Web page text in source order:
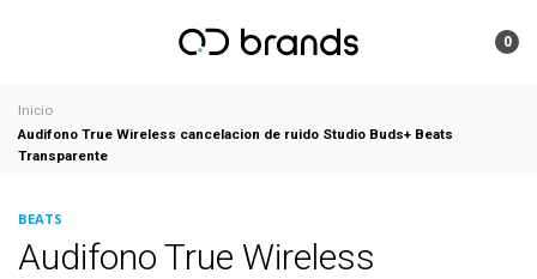
0
Inicio
Audifono True Wireless cancelacion de ruido Studio Buds+ Beats
Transparente
BEATS
Audifono True Wireless